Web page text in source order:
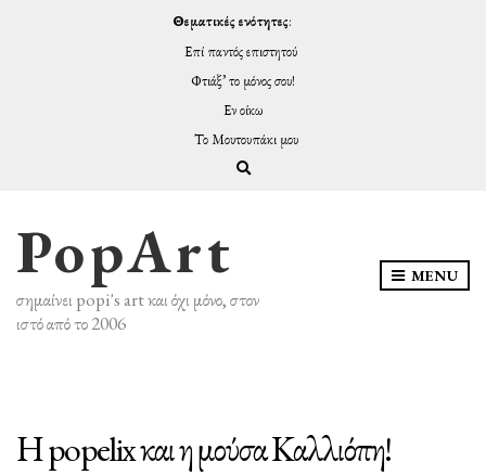
Θεματικές ενότητες:
Επί παντός επιστητού
Φτιάξ’ το μόνος σου!
Εν οίκω
Το Μουτουπάκι μου
Expand search form
PopArt
σημαίνει popi's art και όχι μόνο, στον
ιστό από το 2006
MENU
Η popelix και η μούσα Καλλιόπη!